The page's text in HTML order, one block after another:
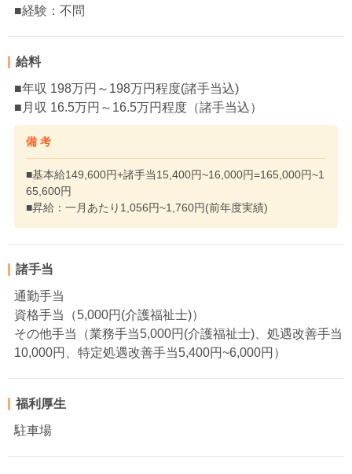
■経験：不問
給料
■年収 198万円～198万円程度(諸手当込)
■月収 16.5万円～16.5万円程度（諸手当込）
備 考
■基本給149,600円+諸手当15,400円~16,000円=165,000円~1
65,600円
■昇給：一月あたり1,056円~1,760円(前年度実績)
諸手当
通勤手当
資格手当（5,000円(介護福祉士)）
その他手当（業務手当5,000円(介護福祉士)、処遇改善手当
10,000円、特定処遇改善手当5,400円~6,000円）
福利厚生
駐車場